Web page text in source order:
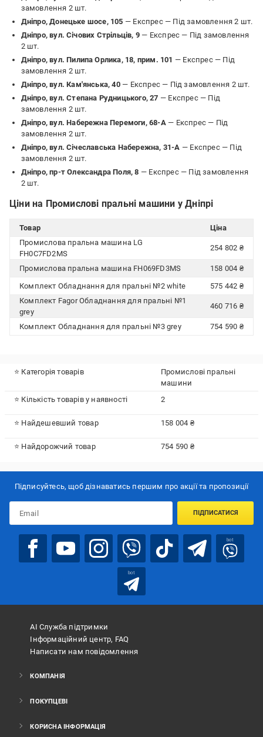
замовлення 2 шт.
Дніпро, Донецьке шосе, 105 — Експрес — Під замовлення 2 шт.
Дніпро, вул. Січових Стрільців, 9 — Експрес — Під замовлення
2 шт.
Дніпро, вул. Пилипа Орлика, 18, прим. 101 — Експрес — Під
замовлення 2 шт.
Дніпро, вул. Кам'янська, 40— Експрес — Під замовлення 2 шт.
Дніпро, вул. Степана Рудницького, 27 — Експрес — Під
замовлення 2 шт.
Дніпро, вул. Набережна Перемоги, 68-А— Експрес — Під
замовлення 2 шт.
Дніпро, вул. Січеславська Набережна, 31-А — Експрес — Під
замовлення 2 шт.
Дніпро, пр-т Олександра Поля, 8 — Експрес — Під замовлення
2 шт.
Ціни на Промислові пральні машини у Дніпрі
Товар
Ціна
Промислова пральна машина LG
FH0C7FD2MS
254 802 ₴
Промислова пральна машина FH069FD3MS
158 004 ₴
Комплект Обладнання для пральні №2 white
575 442 ₴
Комплект Fagor Обладнання для пральні №1
grey
460 716 ₴
Комплект Обладнання для пральні №3 grey 754 590 ₴
⭐ Категорія товарів
Промислові пральні
машини
⭐ Кількість товарів у наявності
2
⭐ Найдешевший товар 158 004 ₴
⭐ Найдорожчий товар 754 590 ₴
Підписуйтесь, щоб дізнаватись першим про акції та пропозиції
ПІДПИСАТИСЯ
bot
bot
АІ Служба підтримки
Інформаційний центр, FAQ
Написати нам повідомлення
КОМПАНІЯ
ПОКУПЦЕВІ
КОРИСНА ІНФОРМАЦІЯ